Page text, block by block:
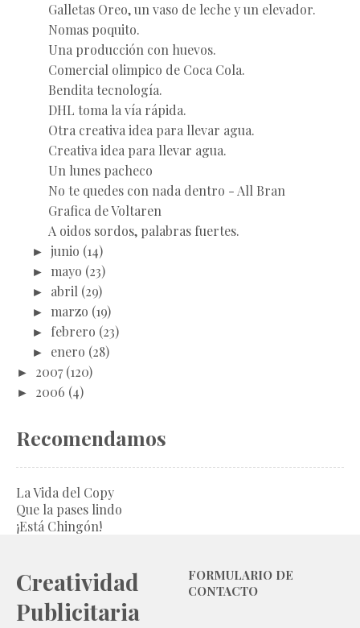
Galletas Oreo, un vaso de leche y un elevador.
Nomas poquito.
Una producción con huevos.
Comercial olimpico de Coca Cola.
Bendita tecnología.
DHL toma la vía rápida.
Otra creativa idea para llevar agua.
Creativa idea para llevar agua.
Un lunes pacheco
No te quedes con nada dentro - All Bran
Grafica de Voltaren
A oidos sordos, palabras fuertes.
► junio (14)
► mayo (23)
► abril (29)
► marzo (19)
► febrero (23)
► enero (28)
► 2007 (120)
► 2006 (4)
Recomendamos
La Vida del Copy
Que la pases lindo
¡Está Chingón!
Creatividad
Publicitaria
FORMULARIO DE
CONTACTO